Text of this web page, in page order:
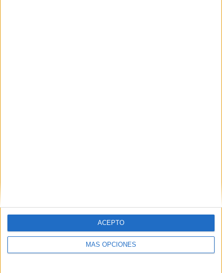
MÁS OPCIONES
ACEPTO
Grupo Faro Publicidad
Contacto
Aviso legal – Protección de datos
Política de cookies
Política de privacidad
Política editorial Términos de uso
Grupo Faro © 2023